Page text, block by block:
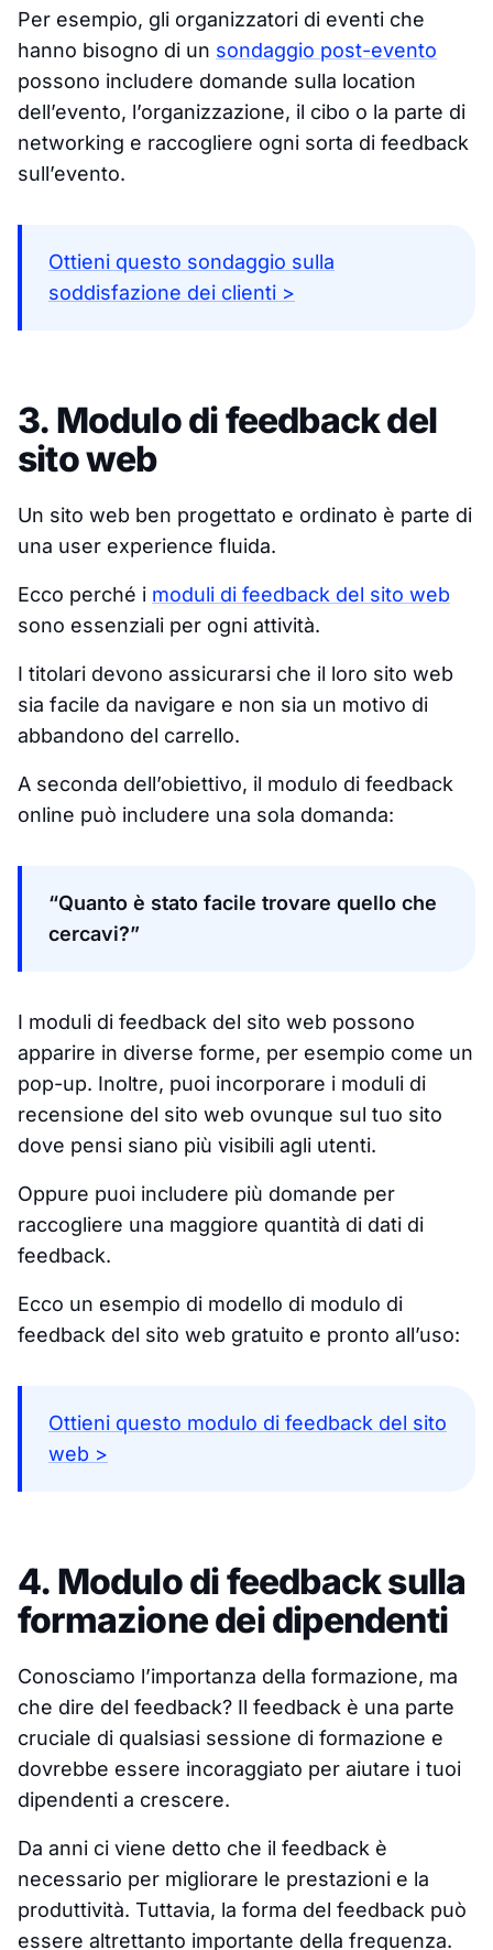
Per esempio, gli organizzatori di eventi che
hanno bisogno di un sondaggio post-evento
possono includere domande sulla location
dell’evento, l’organizzazione, il cibo o la parte di
networking e raccogliere ogni sorta di feedback
sull’evento.
Ottieni questo sondaggio sulla
soddisfazione dei clienti >
3. Modulo di feedback del
sito web
Un sito web ben progettato e ordinato è parte di
una user experience fluida.
Ecco perché i moduli di feedback del sito web
sono essenziali per ogni attività.
I titolari devono assicurarsi che il loro sito web
sia facile da navigare e non sia un motivo di
abbandono del carrello.
A seconda dell’obiettivo, il modulo di feedback
online può includere una sola domanda:
“Quanto è stato facile trovare quello che
cercavi?”
I moduli di feedback del sito web possono
apparire in diverse forme, per esempio come un
pop-up. Inoltre, puoi incorporare i moduli di
recensione del sito web ovunque sul tuo sito
dove pensi siano più visibili agli utenti.
Oppure puoi includere più domande per
raccogliere una maggiore quantità di dati di
feedback.
Ecco un esempio di modello di modulo di
feedback del sito web gratuito e pronto all’uso:
Ottieni questo modulo di feedback del sito
web >
4. Modulo di feedback sulla
formazione dei dipendenti
Conosciamo l’importanza della formazione, ma
che dire del feedback? Il feedback è una parte
cruciale di qualsiasi sessione di formazione e
dovrebbe essere incoraggiato per aiutare i tuoi
dipendenti a crescere.
Da anni ci viene detto che il feedback è
necessario per migliorare le prestazioni e la
produttività. Tuttavia, la forma del feedback può
essere altrettanto importante della frequenza.